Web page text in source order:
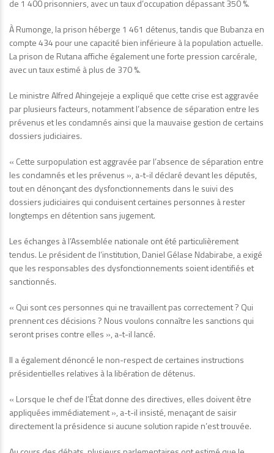
de 1 400 prisonniers, avec un taux d’occupation dépassant 350 %.
À Rumonge, la prison héberge 1 461 détenus, tandis que Bubanza en
compte 434 pour une capacité bien inférieure à la population actuelle.
La prison de Rutana affiche également une forte pression carcérale,
avec un taux estimé à plus de 370 %.
Le ministre Alfred Ahingejeje a expliqué que cette crise est aggravée
par plusieurs facteurs, notamment l’absence de séparation entre les
prévenus et les condamnés ainsi que la mauvaise gestion de certains
dossiers judiciaires.
« Cette surpopulation est aggravée par l’absence de séparation entre
les condamnés et les prévenus », a-t-il déclaré devant les députés,
tout en dénonçant des dysfonctionnements dans le suivi des
dossiers judiciaires qui conduisent certaines personnes à rester
longtemps en détention sans jugement.
Les échanges à l’Assemblée nationale ont été particulièrement
tendus. Le président de l’institution, Daniel Gélase Ndabirabe, a exigé
que les responsables des dysfonctionnements soient identifiés et
sanctionnés.
« Qui sont ces personnes qui ne travaillent pas correctement ? Qui
prennent ces décisions ? Nous voulons connaître les sanctions qui
seront prises contre elles », a-t-il lancé.
Il a également dénoncé le non-respect de certaines instructions
présidentielles relatives à la libération de détenus.
« Lorsque le chef de l’État donne des directives, elles doivent être
appliquées immédiatement », a-t-il insisté, menaçant de saisir
directement la présidence si aucune solution rapide n’est trouvée.